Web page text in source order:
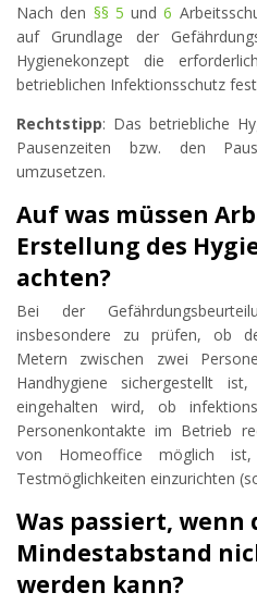
Nach den §§ 5 und6
auf Grundlage der
Hygienekonzept die
betrieblichen Infektionsschutz
Rechtstipp: Das betriebliche
Pausenzeiten bzw. den
umzusetzen.
Auf was müssen
Erstellung des
achten?
Bei der
insbesondere zu prüfen, ob
Metern zwischen zwei
Handhygiene sichergestellt
eingehalten wird, ob
Personenkontakte im Betrieb
von Homeoffice möglich
Testmöglichkeiten einzurichten
Was passiert, wenn
Mindestabstand
werden kann?